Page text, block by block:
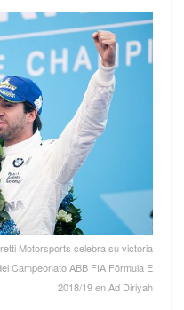
Motorsports celebra su victoria
Campeonato ABB FIA Förmula E
2018/19 en Ad Diriyah